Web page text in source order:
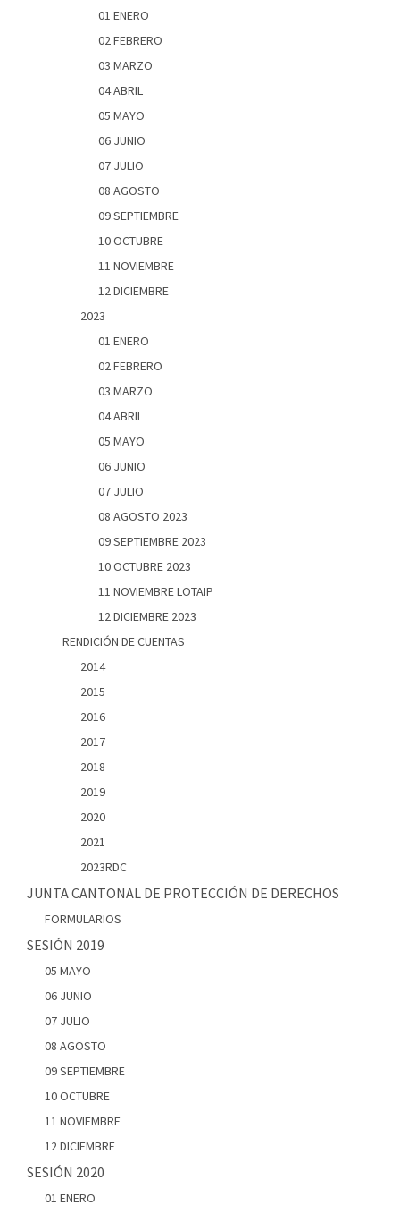
01 ENERO
02 FEBRERO
03 MARZO
04 ABRIL
05 MAYO
06 JUNIO
07 JULIO
08 AGOSTO
09 SEPTIEMBRE
10 OCTUBRE
11 NOVIEMBRE
12 DICIEMBRE
2023
01 ENERO
02 FEBRERO
03 MARZO
04 ABRIL
05 MAYO
06 JUNIO
07 JULIO
08 AGOSTO 2023
09 SEPTIEMBRE 2023
10 OCTUBRE 2023
11 NOVIEMBRE LOTAIP
12 DICIEMBRE 2023
RENDICIÓN DE CUENTAS
2014
2015
2016
2017
2018
2019
2020
2021
2023RDC
JUNTA CANTONAL DE PROTECCIÓN DE DERECHOS
FORMULARIOS
SESIÓN 2019
05 MAYO
06 JUNIO
07 JULIO
08 AGOSTO
09 SEPTIEMBRE
10 OCTUBRE
11 NOVIEMBRE
12 DICIEMBRE
SESIÓN 2020
01 ENERO